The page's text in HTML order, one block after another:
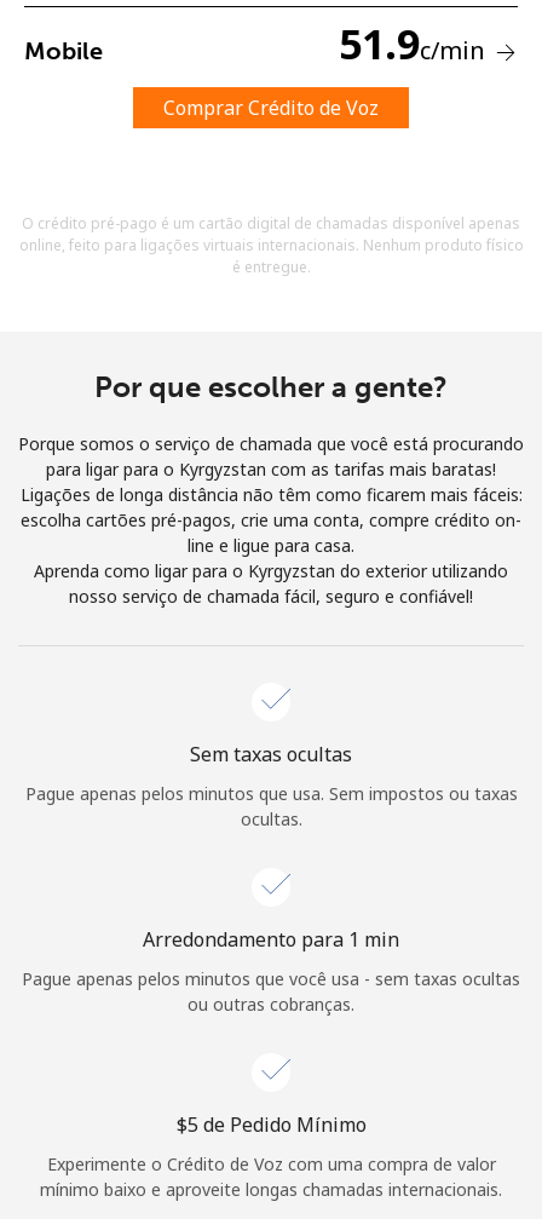
Uma letra maiúscula e minúscula
Um caractere especial
Olá!
Esqueceu sua senha? →
Login
Continuar com
Mobile 51.9c/min
Comprar Crédito de Voz
O crédito pré-pago é um cartão digital de chamadas disponível apenas
online, feito para ligações virtuais internacionais. Nenhum produto físico
é entregue.
Por que escolher a gente?
Porque somos o serviço de chamada que você está procurando
para ligar para o Kyrgyzstan com as tarifas mais baratas!
Ligações de longa distância não têm como ficarem mais fáceis:
escolha cartões pré-pagos, crie uma conta, compre crédito on-
line e ligue para casa.
Aprenda como ligar para o Kyrgyzstan do exterior utilizando
nosso serviço de chamada fácil, seguro e confiável!
Sem taxas ocultas
Pague apenas pelos minutos que usa. Sem impostos ou taxas
ocultas.
Arredondamento para 1 min
Pague apenas pelos minutos que você usa - sem taxas ocultas
ou outras cobranças.
⁦$5⁩ de Pedido Mínimo
Experimente o Crédito de Voz com uma compra de valor
mínimo baixo e aproveite longas chamadas internacionais.